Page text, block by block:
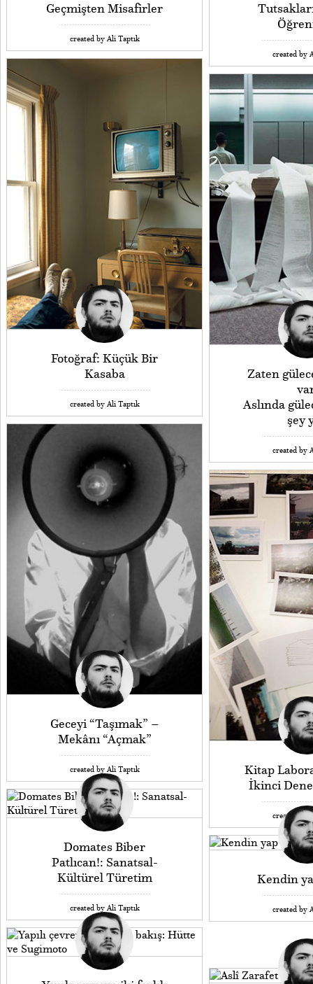
Geçmişten Misafirler
created by Ali Taptık
created by
Fotoğraf: Küçük Bir
Kasaba
created by Ali Taptık
Zaten
Aslında
şey
created by
Geceyi “Taşımak” –
Mekânı “Açmak”
created by Ali Taptık
Kitap
İkinci
created by
Domates Biber
Patlıcan!: Sanatsal-
Kültürel Türetim
created by Ali Taptık
Kendin
created by